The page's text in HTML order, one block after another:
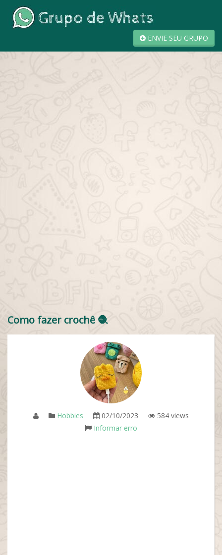
ENVIE SEU GRUPO
Como fazer crochê 🧶
Hobbies 02/10/2023
584 views
Informar erro